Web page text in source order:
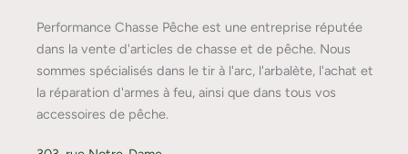
Performance Chasse Pêche est une entreprise réputée
dans la vente d'articles de chasse et de pêche. Nous
sommes spécialisés dans le tir à l'arc, l'arbalète, l'achat et
la réparation d'armes à feu, ainsi que dans tous vos
accessoires de pêche.